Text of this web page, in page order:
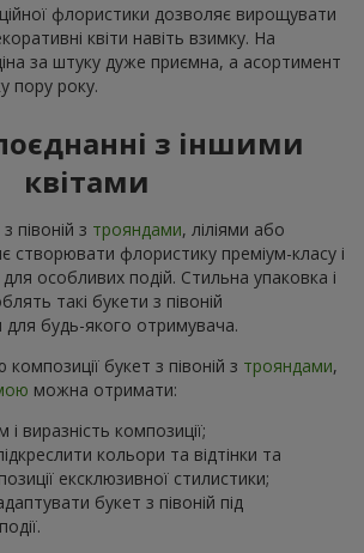
флористики дозволяє вирощувати
квіти навіть взимку. На
за штуку дуже приємна, а асортимент
пору року.
з іншими
квітами
півоній з трояндами, ліліями або
створювати флористику преміум-класу і
для особливих подій. Стильна упаковка і
такі букети з півоній
будь-якого отримувача.
букет з півоній з трояндами,
можна отримати:
і виразність композиції;
кольори та відтінки та
ексклюзивної стилистики;
букет з півоній під